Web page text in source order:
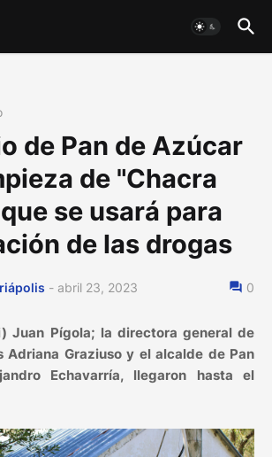
de Pan de Azúcar
de "Chacra
se usará para
de las drogas
- abril 23, 2023 0
Juan Pígola; la directora general de
Adriana Graziuso y el alcalde de Pan
Echavarría, llegaron hasta el